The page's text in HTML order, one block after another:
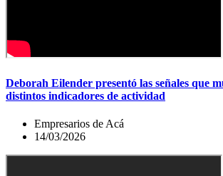
Deborah Eilender presentó las señales que
distintos indicadores de actividad
Empresarios de Acá
14/03/2026